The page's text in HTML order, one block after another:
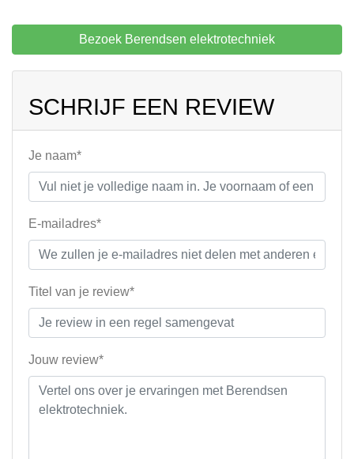
Bezoek Berendsen elektrotechniek
SCHRIJF EEN REVIEW
Je naam*
E-mailadres*
Titel van je review*
Jouw review*